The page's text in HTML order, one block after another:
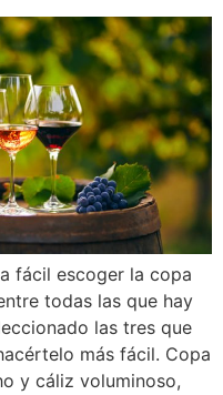
fácil escoger la copa
todas las que hay
las tres que
más fácil. Copa
y cáliz voluminoso,